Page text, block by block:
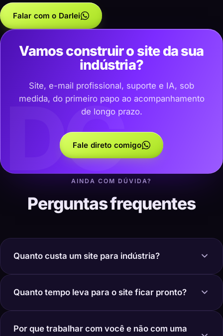
Falar com o Darlei
DC
Vamos construir o site da sua
indústria?
Site, e-mail profissional, suporte e IA, sob
medida, do primeiro papo ao acompanhamento
de longo prazo.
Fale direto comigo
AINDA COM DÚVIDA?
Perguntas frequentes
Quanto custa um site para indústria?
Quanto tempo leva para o site ficar pronto?
Por que trabalhar com você e não com uma